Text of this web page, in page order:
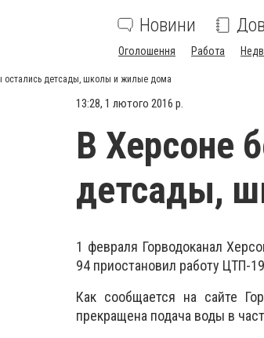
Новини
Оголошення Работа
остались детсады, школы и жилые дома
13:28, 1 лютого 2016 р.
В Херсоне
детсады,
1 февраля Горводоканал
94 приостановил работу ЦТП-
Как сообщается на сайте
прекращена подача воды в